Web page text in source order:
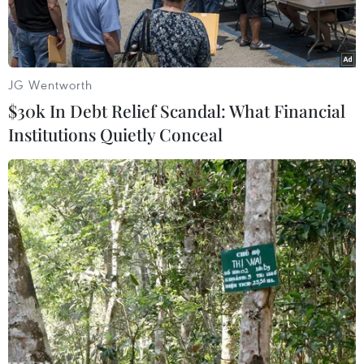
Quang cảnh buổi đối thoại toàn thể Diễn đàn Hợp tác Kinh tế
châu Á Horasis 2023. (Ảnh: Dương Chí Tưởng/TTXVN)
Nhân Diễn đàn Hợp tác Kinh tế Horasis châu Á
2023 diễn ra tại tỉnh Bình Dương từ ngày 3-5/12
- nơi có hơn 4.000 nhà đầu tư nước ngoài đặt
JG Wentworth
$30k In Debt Relief Scandal: What Financial
Institutions Quietly Conceal